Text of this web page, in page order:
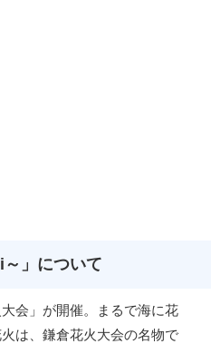
」について
会」が開催。まるで海に花
は、鎌倉花火大会の名物で